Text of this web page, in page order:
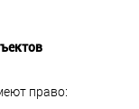
право: